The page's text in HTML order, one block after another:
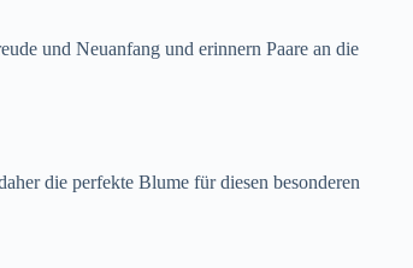
und Neuanfang und erinnern Paare an die
die perfekte Blume für diesen besonderen